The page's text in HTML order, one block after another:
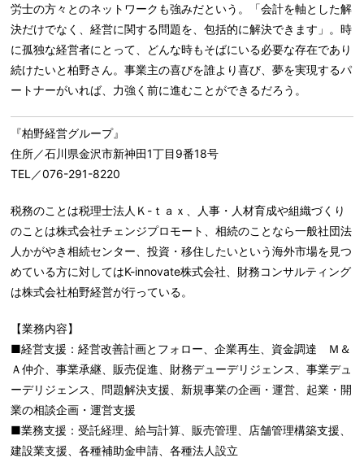
労士の方々とのネットワークも強みだという。「会計を軸とした解
決だけでなく、経営に関する問題を、包括的に解決できます」。時
に孤独な経営者にとって、どんな時もそばにいる必要な存在であり
続けたいと柏野さん。事業主の喜びを誰より喜び、夢を実現するパ
ートナーがいれば、力強く前に進むことができるだろう。
『柏野経営グループ』
住所／石川県金沢市新神田1丁目9番18号
TEL／076-291-8220
税務のことは税理士法人Ｋ-ｔａｘ、人事・人材育成や組織づくり
のことは株式会社チェンジプロモート、相続のことなら一般社団法
人かがやき相続センター、投資・移住したいという海外市場を見つ
めている方に対してはK-innovate株式会社、財務コンサルティング
は株式会社柏野経営が行っている。
【業務内容】
■経営支援：経営改善計画とフォロー、企業再生、資金調達 Ｍ＆
Ａ仲介、事業承継、販売促進、財務デューデリジェンス、事業デュ
ーデリジェンス、問題解決支援、新規事業の企画・運営、起業・開
業の相談企画・運営支援
■業務支援：受託経理、給与計算、販売管理、店舗管理構築支援、
建設業支援、各種補助金申請、各種法人設立